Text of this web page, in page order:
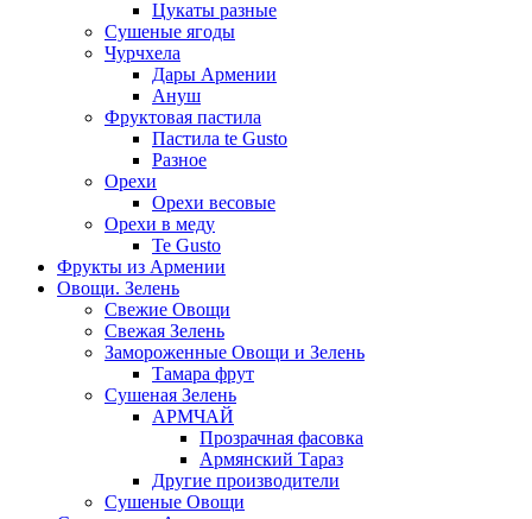
Цукаты разные
Сушеные ягоды
Чурчхела
Дары Армении
Ануш
Фруктовая пастила
Пастила te Gusto
Разное
Орехи
Орехи весовые
Орехи в меду
Te Gusto
Фрукты из Армении
Овощи. Зелень
Свежие Овощи
Свежая Зелень
Замороженные Овощи и Зелень
Тамара фрут
Сушеная Зелень
АРМЧАЙ
Прозрачная фасовка
Армянский Тараз
Другие производители
Сушеные Овощи